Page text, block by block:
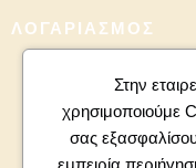
ΛΟΓΑΡΙΑΣΜΌΣ
Copyright 2026 - All
Στην
χρησιμοποιούμε
σας
εμπειρία